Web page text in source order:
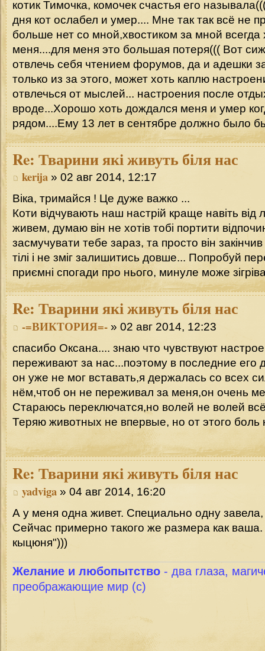
котик Тимочка, комочек счастья его
дня кот ослабел и умер.... Мне так так всё не
больше нет со мной,хвостиком за мной
меня....для меня это большая потеря((( Вот
отвлечь себя чтением форумов, да и адешки
только из за этого, может хоть каплю
отвлечься от мыслей... настроения после
вроде...Хорошо хоть дождался меня и умер
рядом....Ему 13 лет в сентябре должно было
Re: Тварини які живуть біля нас
kerija » 02 авг 2014, 12:17
Віка, тримайся ! Це дуже важко ...
Коти відчувають наш настрій краще навіть
живем, думаю він не хотів тобі портити
засмучувати тебе зараз, та просто він
тілі і не зміг залишитись довше... Попробуй
приємні спогади про нього, минуле може
Re: Тварини які живуть біля нас
-=ВИКТОРИЯ=- » 02 авг 2014, 12:23
спасибо Оксана.... знаю что чувствуют
переживают за нас...поэтому в последние его
он уже не мог вставать,я держалась со всех
нём,чтоб он не переживал за меня,он очень
Стараюсь переключатся,но волей не волей
Теряю животных не впервые, но от этого
Re: Тварини які живуть біля нас
yadviga » 04 авг 2014, 16:20
А у меня одна живет. Специально одну
Сейчас примерно такого же размера как
кыцюня")))
Желание и любопытство - два глаза,
преображающие мир (с)